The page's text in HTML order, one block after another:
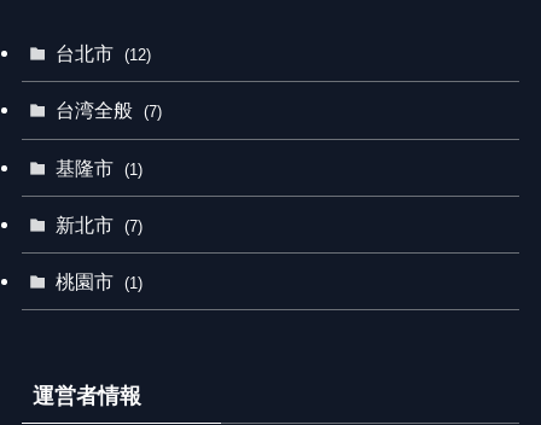
台北市 (12)
台湾全般 (7)
基隆市 (1)
新北市 (7)
桃園市 (1)
運営者情報